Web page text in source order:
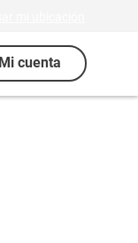
Mi cuenta